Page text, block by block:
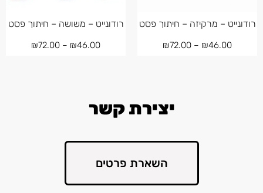
רודונייט – מרקיזה – חיתוך פסט
₪46.00
–
₪72.00
רודונייט – משושה – חיתוך פסט
₪46.00
–
₪72.00
יצירת קשר
השארת פרטים